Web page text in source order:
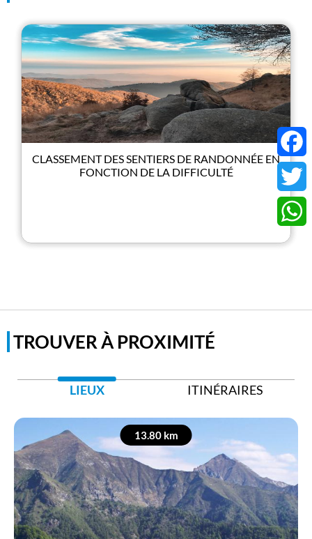
Twitter
CLASSEMENT DES SENTIERS DE RANDONNÉE EN
FONCTION DE LA DIFFICULTÉ
TROUVER À PROXIMITÉ
LIEUX ITINÉRAIRES
13.80 km